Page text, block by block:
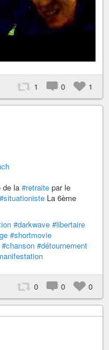
1 0 1
de la #retraite par le
#situationiste La 6ème
#darkwave #libertaire
#shortmovie
#chanson #détournement
0 0 0